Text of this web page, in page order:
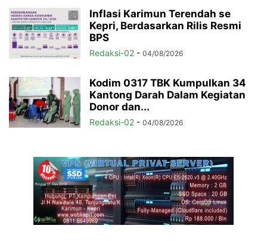
Inflasi Karimun Terendah se
Kepri, Berdasarkan Rilis Resmi
BPS
Redaksi-02 - 04/08/2026
Kodim 0317 TBK Kumpulkan 34
Kantong Darah Dalam Kegiatan
Donor dan...
Redaksi-02 - 04/08/2026